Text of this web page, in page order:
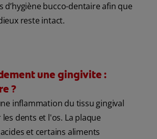
d’hygiène bucco-dentaire afin que
reste intact.
une gingivite :
?
inflammation du tissu gingival
dents et l'os. La plaque
et certains aliments